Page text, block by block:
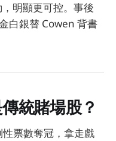
明顯更可控。事後
白銀替 Cowen 背書
統賭場股？
票數奪冠，拿走戲